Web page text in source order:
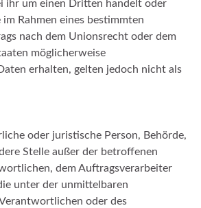
ihr um einen Dritten handelt oder
Rahmen eines bestimmten
nach dem Unionsrecht oder dem
möglicherweise
erhalten, gelten jedoch nicht als
oder juristische Person, Behörde,
Stelle außer der betroffenen
dem Auftragsverarbeiter
unter der unmittelbaren
oder des